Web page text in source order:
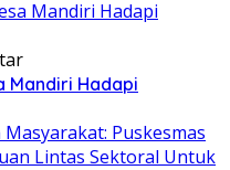
Mandiri Hadapi